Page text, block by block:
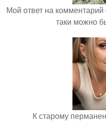
Мой ответ на
таки можно
К старому